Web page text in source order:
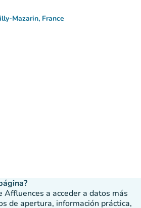
Mazarin, France
en Google Maps)
pestaña)
Affluences a acceder a datos más
de apertura, información práctica,